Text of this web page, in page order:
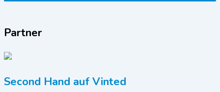
Partner
Second Hand auf Vinted